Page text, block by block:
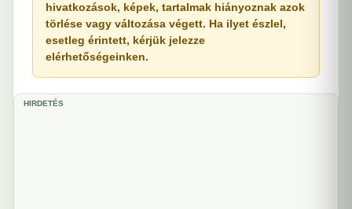
hivatkozások, képek, tartalmak hiányoznak azok
törlése vagy változása végett. Ha ilyet észlel,
esetleg érintett, kérjük jelezze
elérhetőségeinken.
HIRDETÉS